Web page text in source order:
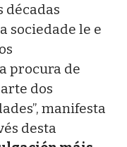
décadas
sociedade le e
procura de
dos
manifesta
desta